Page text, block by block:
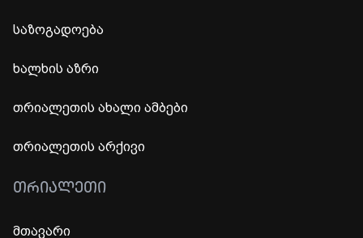
საზოგადოება
ხალხის აზრი
თრიალეთის ახალი ამბები
თრიალეთის არქივი
ᲗᲠᲘᲐᲚᲔᲗᲘ
მთავარი